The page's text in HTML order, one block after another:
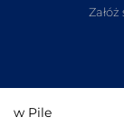
Załóż
w Pile